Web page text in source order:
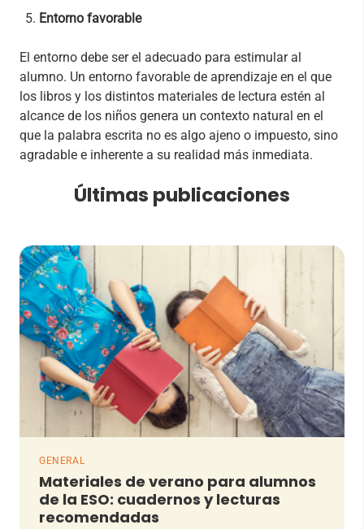
Entorno favorable
El entorno debe ser el adecuado para estimular al
alumno. Un entorno favorable de aprendizaje en el que
los libros y los distintos materiales de lectura estén al
alcance de los niños genera un contexto natural en el
que la palabra escrita no es algo ajeno o impuesto, sino
agradable e inherente a su realidad más inmediata.
Últimas publicaciones
GENERAL
Materiales de verano para alumnos
de la ESO: cuadernos y lecturas
recomendadas